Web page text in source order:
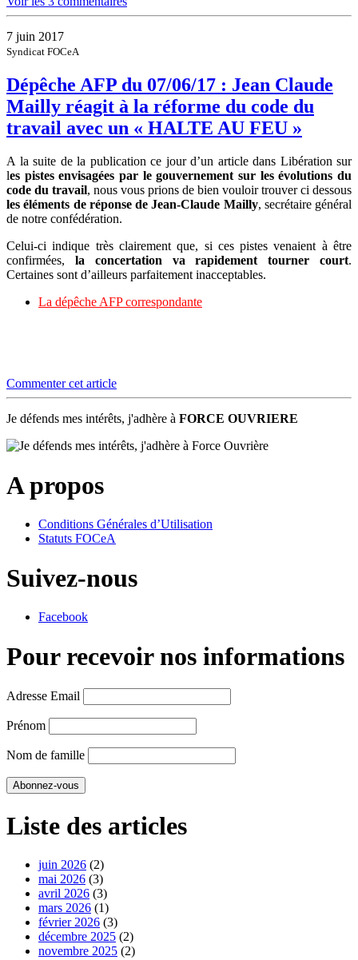
7 juin 2017
Syndicat FOCeA
Dépêche AFP du 07/06/17 : Jean Claude
Mailly réagit à la réforme du code du
travail avec un « HALTE AU FEU »
A la suite de la publication ce jour d’un article dans Libération sur
les pistes envisagées par le gouvernement sur les évolutions du
code du travail, nous vous prions de bien vouloir trouver ci dessous
les éléments de réponse de Jean-Claude Mailly, secrétaire général
de notre confédération.
Celui-ci indique très clairement que, si ces pistes venaient à être
confirmées, la concertation va rapidement tourner court.
Certaines sont d’ailleurs parfaitement inacceptables.
La dépêche AFP correspondante
Commenter cet article
Je défends mes intérêts, j'adhère à FORCE OUVRIERE
A propos
Conditions Générales d’Utilisation
Statuts FOCeA
Suivez-nous
Facebook
Pour recevoir nos informations
Adresse Email
Prénom
Nom de famille
Liste des articles
juin 2026 (2)
mai 2026 (3)
avril 2026 (3)
mars 2026 (1)
février 2026 (3)
décembre 2025 (2)
novembre 2025 (2)